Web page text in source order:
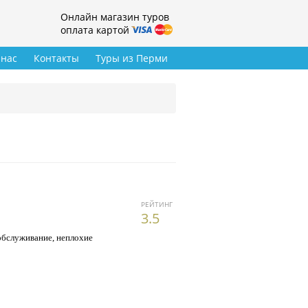
Онлайн магазин туров
оплата картой
Туры из Перми
Контакты
РЕЙТИНГ
3.5
неплохие